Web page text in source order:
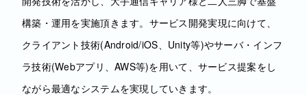
構築・運用を実施頂きます。サービス開発実現に向けて、
クライアント技術(Android/iOS、Unity等)やサーバ・インフ
ラ技術(Webアプリ、AWS等)を用いて、サービス提案をし
ながら最適なシステムを実現していきます。